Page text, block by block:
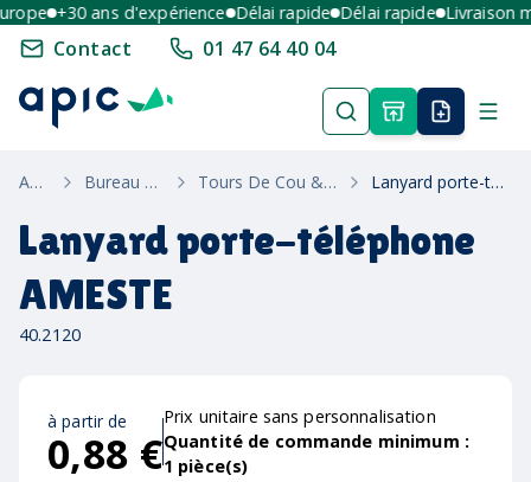
+30 ans d'expérience Délai rapide Délai rapide Livraison
Contact 01 47 64 40 04
Accueil Bureau & Ecriture Tours De Cou & Porte-Badges Lanyard porte-téléphone AMESTE
Lanyard porte-téléphone
AMESTE
40.2120
à partir de
0,88 €
Prix unitaire sans personnalisation
Quantité de commande minimum :
1 pièce(s)